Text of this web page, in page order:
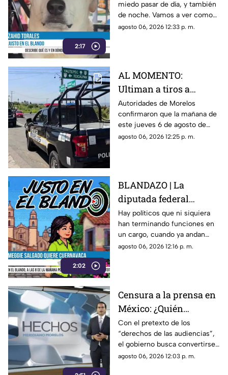
2:17
muchos pendientes en
Jiutepec
miedo pasar de día, y también
de noche. Vamos a ver como
va la situación en Cuauchiles,
agosto 06, 2026 12:33 p. m.
AL MOMENTO:
Ultiman a tiros a
hombre en Tlayacapan
HOY; Esto es lo que se
sabe
Autoridades de Morelos
confirmaron que la mañana de
este jueves 6 de agosto de
2026, un hombre fue
agosto 06, 2026 12:25 p. m.
2:02
BLANDAZO | La
diputada federal
Meggie Salgado ya
anda en modo
precampaña en
Cuernavaca
Hay políticos que ni siquiera
han terminando funciones en
un cargo, cuando ya andan
pensando en brincar al otro.
agosto 06, 2026 12:16 p. m.
Censura a la prensa en
México: ¿Quién
sancionará las
mentiras oficiales del
gobierno?
Con el pretexto de los
“derechos de las audiencias”,
el gobierno busca convertirse
en el árbitro supremo de la
agosto 06, 2026 12:03 p. m.